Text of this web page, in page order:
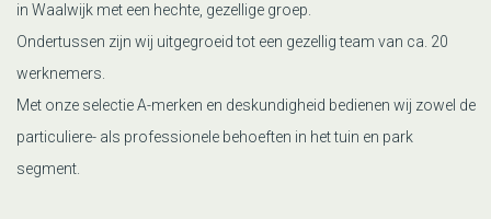
in Waalwijk met een hechte, gezellige groep.
Ondertussen zijn wij uitgegroeid tot een gezellig team van ca. 20
werknemers.
Met onze selectie A-merken en deskundigheid bedienen wij zowel de
particuliere- als professionele behoeften in het tuin en park
segment.